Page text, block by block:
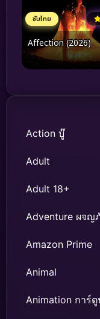
ซับไทย
Affection (2026)
Action บู๊
Adult
Adult 18+
Adventure ผจญ
Amazon Prime
Animal
Animation การ์